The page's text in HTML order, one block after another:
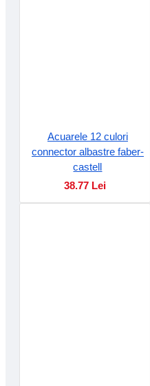
Acuarele 12 culori
connector albastre faber-
castell
38.77 Lei